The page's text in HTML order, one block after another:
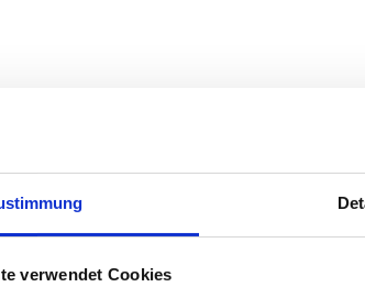
verwendet Cookies